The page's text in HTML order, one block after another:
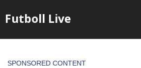
toFutboll Live